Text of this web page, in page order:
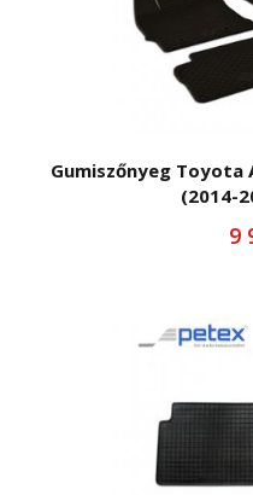
Gumiszőnyeg Toyota
(2014-
9